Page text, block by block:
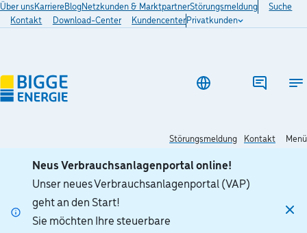
Über uns KarriereBlogNetzkunden & MarktpartnerStörungsmeldung
Suche
Kontakt
Download-Center Kundencenter Privatkunden
Störungsmeldung Kontakt Menü
Neus Verbrauchsanlagenportal online!
Unser neues Verbrauchsanlagenportal (VAP)
geht an den Start!
Sie möchten Ihre steuerbare